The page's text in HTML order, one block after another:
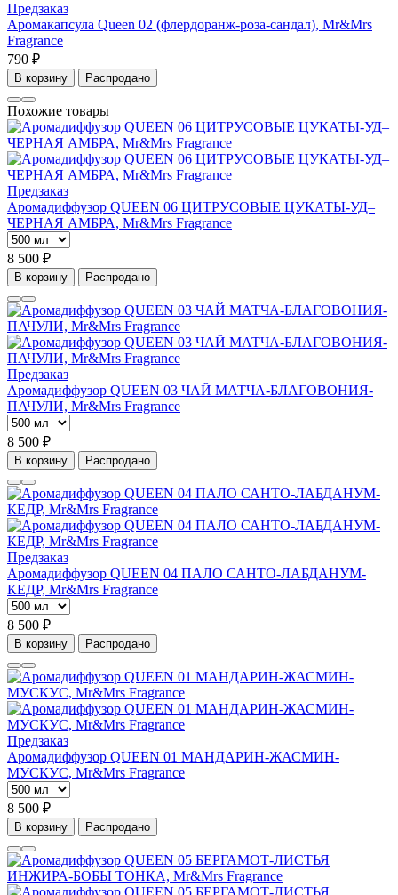
Предзаказ
Аромакапсула Queen 02 (флердоранж-роза-сандал), Mr&Mrs
Fragrance
790 ₽
В корзину Распродано
Похожие товары
Предзаказ
Аромадиффузор QUEEN 06 ЦИТРУСОВЫЕ ЦУКАТЫ-УД–
ЧЕРНАЯ АМБРА, Mr&Mrs Fragrance
8 500 ₽
В корзину Распродано
Предзаказ
Аромадиффузор QUEEN 03 ЧАЙ МАТЧА-БЛАГОВОНИЯ-
ПАЧУЛИ, Mr&Mrs Fragrance
8 500 ₽
В корзину Распродано
Предзаказ
Аромадиффузор QUEEN 04 ПАЛО САНТО-ЛАБДАНУМ-
КЕДР, Mr&Mrs Fragrance
8 500 ₽
В корзину Распродано
Предзаказ
Аромадиффузор QUEEN 01 МАНДАРИН-ЖАСМИН-
МУСКУС, Mr&Mrs Fragrance
8 500 ₽
В корзину Распродано